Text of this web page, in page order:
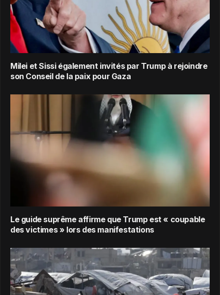
Milei et Sissi également invités par Trump à rejoindre
son Conseil de la paix pour Gaza
Le guide suprême affirme que Trump est « coupable
des victimes » lors des manifestations